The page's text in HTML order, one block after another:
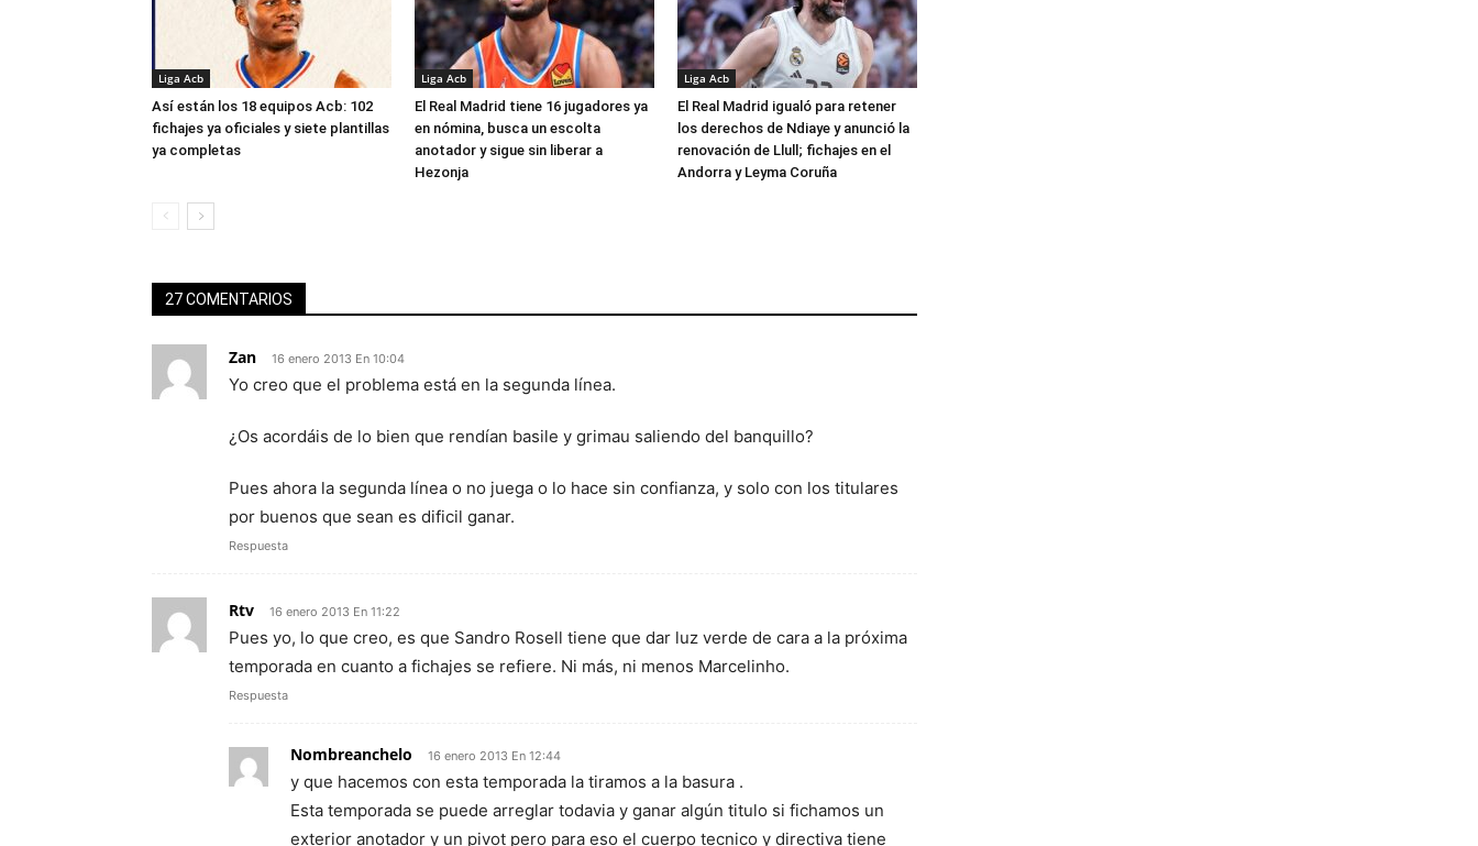
Liga Acb
Así están los 18 equipos Acb: 102
fichajes ya oficiales y siete plantillas
ya completas
Liga Acb
El Real Madrid tiene 16 jugadores ya
en nómina, busca un escolta
anotador y sigue sin liberar a
Hezonja
Liga Acb
El Real Madrid igualó para retener
los derechos de Ndiaye y anunció la
renovación de Llull; fichajes en el
Andorra y Leyma Coruña
27 COMENTARIOS
Zan 16 enero 2013 En 10:04
Yo creo que el problema está en la segunda línea.
¿Os acordáis de lo bien que rendían basile y grimau saliendo del banquillo?
Pues ahora la segunda línea o no juega o lo hace sin confianza, y solo con los titulares
por buenos que sean es dificil ganar.
Respuesta
Rtv 16 enero 2013 En 11:22
Pues yo, lo que creo, es que Sandro Rosell tiene que dar luz verde de cara a la próxima
temporada en cuanto a fichajes se refiere. Ni más, ni menos Marcelinho.
Respuesta
Nombreanchelo 16 enero 2013 En 12:44
y que hacemos con esta temporada la tiramos a la basura .
Esta temporada se puede arreglar todavia y ganar algún titulo si fichamos un
exterior anotador y un pivot pero para eso el cuerpo tecnico y directiva tiene